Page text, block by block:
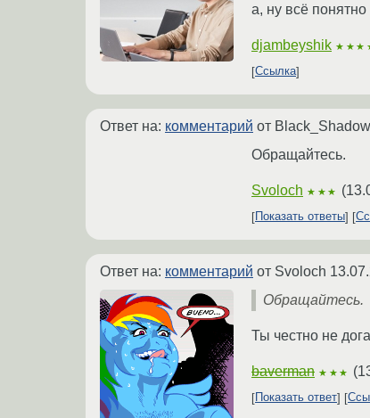
а, ну всё понятно
djambeyshik
Ссылка
Ответ на: комментарий от Black_Shadow
Обращайтесь.
Svoloch ★★★ (
Показать ответы
Ответ на: комментарий от Svoloch
Обращайтесь.
Ты честно не
baverman ★★★ (
Показать ответ